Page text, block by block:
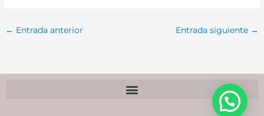
← Entrada anterior Entrada siguiente →